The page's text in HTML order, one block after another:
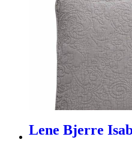
Lene Bjerre